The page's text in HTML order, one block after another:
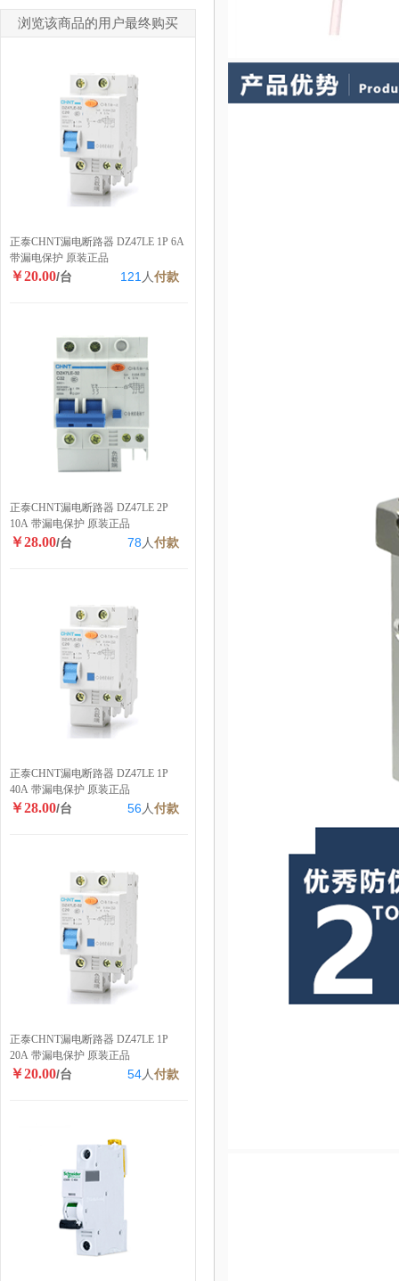
浏览该商品的用户最终购买
正泰CHNT漏电断路器 DZ47LE 1P 6A
带漏电保护 原装正品
￥20.00/台 121 人付款
正泰CHNT漏电断路器 DZ47LE 2P
10A 带漏电保护 原装正品
￥28.00/台 78 人付款
正泰CHNT漏电断路器 DZ47LE 1P
40A 带漏电保护 原装正品
￥28.00/台 56人付款
正泰CHNT漏电断路器 DZ47LE 1P
20A 带漏电保护 原装正品
￥20.00/台 54人付款